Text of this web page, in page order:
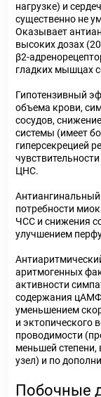
нагрузке) и
существенно не
Оказывает
высоких дозах
β2-
гладких мышцах
Гипотензивный
объема крови,
сосудов,
системы (имеет
гиперсекрецией
ЦНС.
потребности
ЧСС и снижения
улучшением
аритмогенных
активности
содержания цАМФ,
уменьшением
и эктопического
проводимости
меньшей степени,
узел) и по
Побочные